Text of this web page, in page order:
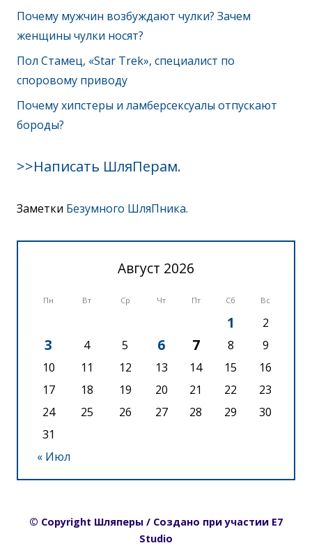
Почему мужчин возбуждают чулки? Зачем
женщины чулки носят?
Пол Стамец, «Star Trek», специалист по
споровому приводу
Почему хипстеры и ламберсексуалы отпускают
бороды?
>>Написать ШляПерам.
Заметки Безумного ШляПника.
Август 2026
Пн Вт Ср Чт Пт Сб Вс
« Июл
1 2
3 4 5 6 7 8
9
10
11 12 13 14 15
16
17
18 19 20 21 22
23
24
25 26 27 28 29
30
31
© Copyright Шляперы / Создано при участии E7
Studio